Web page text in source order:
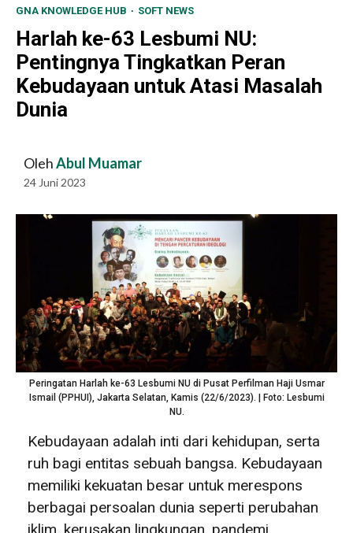
GNA KNOWLEDGE HUB SOFT NEWS
Harlah ke-63 Lesbumi NU:
Pentingnya Tingkatkan Peran
Kebudayaan untuk Atasi Masalah
Dunia
OlehAbul Muamar
24 Juni 2023
Peringatan Harlah ke-63 Lesbumi NU di Pusat Perfilman Haji Usmar
Ismail (PPHUI), Jakarta Selatan, Kamis (22/6/2023). | Foto: Lesbumi
NU.
Kebudayaan adalah inti dari kehidupan, serta
ruh bagi entitas sebuah bangsa. Kebudayaan
memiliki kekuatan besar untuk merespons
berbagai persoalan dunia seperti perubahan